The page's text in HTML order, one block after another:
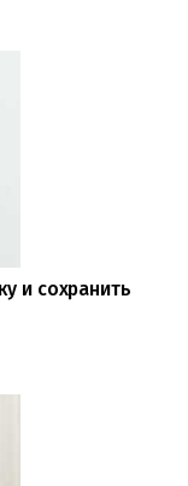
и сохранить